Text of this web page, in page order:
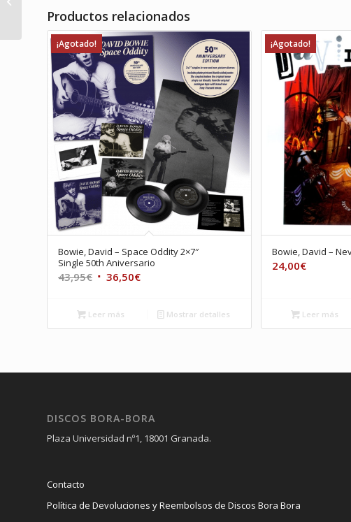
Productos relacionados
¡Agotado!
Bowie, David – Space Oddity 2×7″
Single 50th Aniversario
43,95€ El
original
era:
36,50€El
actual
es:
Leer más Mostrar detalles
¡Agotado!
Bowie, David –
24,00€
Leer más
DISCOS BORA-BORA
Plaza Universidad nº1, 18001 Granada.
Contacto
Política de Devoluciones y Reembolsos de Discos Bora Bora